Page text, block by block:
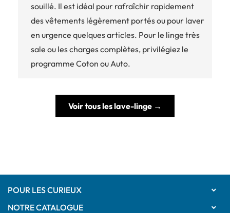
souillé. Il est idéal pour rafraîchir rapidement
des vêtements légèrement portés ou pour laver
en urgence quelques articles. Pour le linge très
sale ou les charges complètes, privilégiez le
programme Coton ou Auto.
Voir tous les lave-linge →
POUR LES CURIEUX 
NOTRE CATALOGUE 